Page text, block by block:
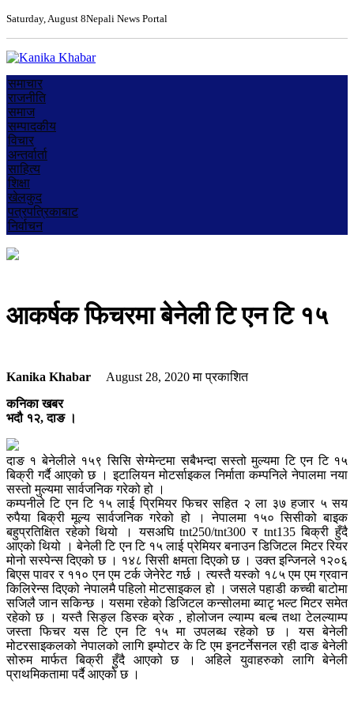
Saturday, August 8Nepali News Portal
समाचार
राजनीति
समाज
सम्पादकीय
विचार
अन्तर्वार्ता
साहित्य
शिक्षा
खेलकुद
पत्रपत्रिकाबाट
निर्वाचन
आकर्षक फिचरमा बेनेली टि एन टि १५
Kanika Khabar August 28, 2020मा प्रकाशित
कनिका खबर
भदौ १२, दाङ ।
दाङ १ बेनेलीले १५९ सिसि सेग्मेन्टमा सबैभन्दा सस्तो मुल्यमा टि एन टि १५
बिक्री गर्दै आएको छ । इटालियन मोटर्साइकल निर्माता कम्पनिले नेपालमा नया
सस्तो मुल्यमा सार्वजनिक गरेको हो ।
कम्पनीले टि एन टि १५ लाई प्रिमियर फिचर सहित २ ला ३७ हजार ५ सय
रुपैया बिक्री मूल्य सार्वजनिक गरेको हो । नेपालमा १५० सिसीको बाइक
बहुप्रतिक्षित रहेको थियो । यसअघि tnt250/tnt300 र tnt135 बिक्री हुँदै
आएको थियो । बेनेली टि एन टि १५ लाई प्रेमियर बनाउन डिजिटल मिटर रियर
मोनो सस्पेन्स दिएको छ । १४८ सिसी क्षमता दिएको छ । उक्त इन्जिनले १२०६
बिएस पावर र ११० एन एम टर्क जेनेरेट गर्छ । त्यस्तै यस्को १८५ एम एम ग्रवान
किलिरेन्स दिएको नेपालमै पहिलो मोटसाइकल हो । जसले पहाडी कच्ची बाटोमा
सजिलै जान सकिन्छ । यसमा रहेको डिजिटल कन्सोलमा ब्याटृ भल्ट मिटर समेत
रहेको छ । यस्तै सिङ्ल डिस्क ब्रेक , होलोजन ल्याम्प बल्ब तथा टेलल्याम्प
जस्ता फिचर यस टि एन टि १५ मा उपलब्ध रहेको छ । यस बेनेली
मोटरसाइकलको नेपालको लागि इम्पोटर के टि एम इनटर्नेसनल रही दाङ बेनेली
सोरुम मार्फत बिक्री हुँदै आएको छ । अहिले युवाहरुको लागि बेनेली
प्राथमिकतामा पर्दै आएको छ ।